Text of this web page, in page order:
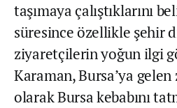
taşımaya çalıştıklarını
süresince özellikle şehir
ziyaretçilerin yoğun ilgi
Karaman, Bursa’ya
olarak Bursa kebabını